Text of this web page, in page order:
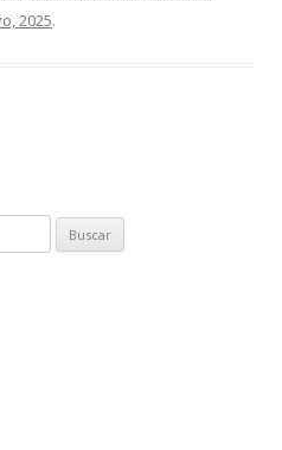
2025.